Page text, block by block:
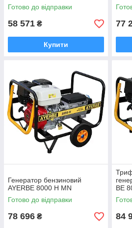
Готово до відправки
58 571 ₴
Купити
77
Генератор бензиновий
AYERBE 8000 H MN
Готово до відправки
78 696 ₴
BE
84